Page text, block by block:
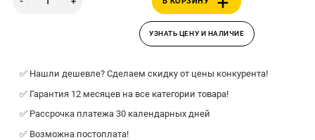
УЗНАТЬ ЦЕНУ И НАЛИЧИЕ
✅ Нашли дешевле? Сделаем скидку от цены конкурента!
✅ Гарантия 12 месяцев на все категории товара!
✅ Рассрочка платежа 30 календарных дней
✅ Возможна постоплата!